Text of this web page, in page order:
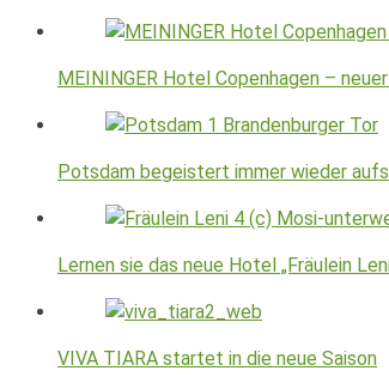
MEININGER Hotel Copenhagen –
Potsdam begeistert immer wieder aufs
Lernen sie das neue Hotel „Fräulein
VIVA TIARA startet in die neue Saison